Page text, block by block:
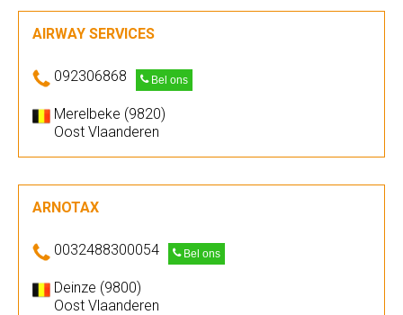
AIRWAY SERVICES
092306868 Bel ons
Merelbeke (9820)
Oost Vlaanderen
ARNOTAX
0032488300054 Bel ons
Deinze (9800)
Oost Vlaanderen